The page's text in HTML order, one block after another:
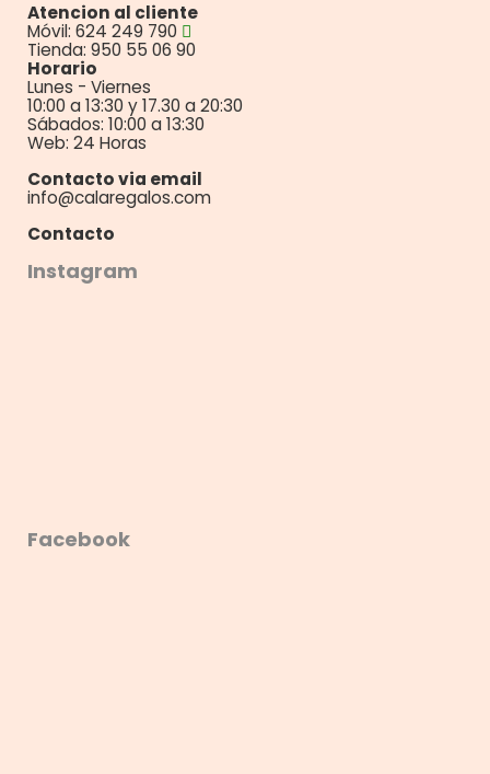
Atencion al cliente
Móvil: 624 249 790
Tienda: 950 55 06 90
Horario
Lunes - Viernes
10:00 a 13:30 y 17.30 a 20:30
Sábados: 10:00 a 13:30
Web: 24 Horas
Contacto via email
info@calaregalos.com
Contacto
Instagram
Facebook